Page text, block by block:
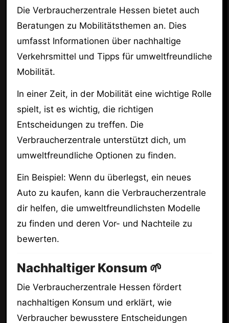
Die Verbraucherzentrale Hessen bietet auch
Beratungen zu Mobilitätsthemen an. Dies
umfasst Informationen über nachhaltige
Verkehrsmittel und Tipps für umweltfreundliche
Mobilität.
In einer Zeit, in der Mobilität eine wichtige Rolle
spielt, ist es wichtig, die richtigen
Entscheidungen zu treffen. Die
Verbraucherzentrale unterstützt dich, um
umweltfreundliche Optionen zu finden.
Ein Beispiel: Wenn du überlegst, ein neues
Auto zu kaufen, kann die Verbraucherzentrale
dir helfen, die umweltfreundlichsten Modelle
zu finden und deren Vor- und Nachteile zu
bewerten.
Nachhaltiger Konsum 🌱
Die Verbraucherzentrale Hessen fördert
nachhaltigen Konsum und erklärt, wie
Verbraucher bewusstere Entscheidungen